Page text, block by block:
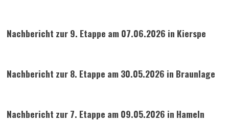
Nachbericht zur 9. Etappe am 07.06.2026 in Kierspe
Nachbericht zur 8. Etappe am 30.05.2026 in Braunlage
Nachbericht zur 7. Etappe am 09.05.2026 in Hameln